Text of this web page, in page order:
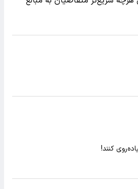
کنند!